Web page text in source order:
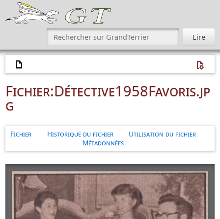
Fichier:Détective1958Favoris.jp
g
Fichier Historique du fichier
Utilisation du fichier
Métadonnées